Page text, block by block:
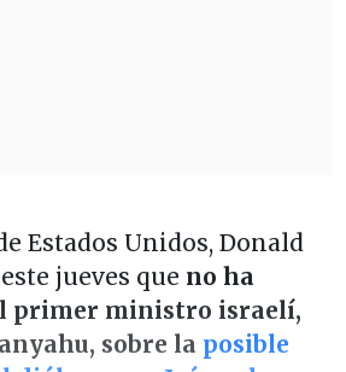
Estados Unidos, Donald
jueves que no ha
primer ministro israelí,
sobre la posible